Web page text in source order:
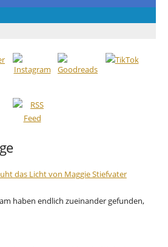
das Licht von Maggie Stiefvater
haben endlich zueinander gefunden,